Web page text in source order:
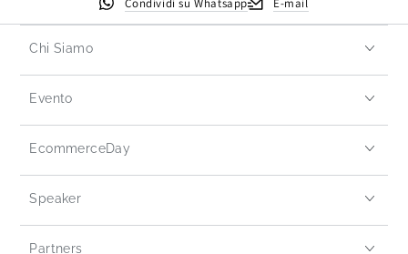
Condividi su Whatsapp E-mail
Chi Siamo
Evento
EcommerceDay
Speaker
Partners